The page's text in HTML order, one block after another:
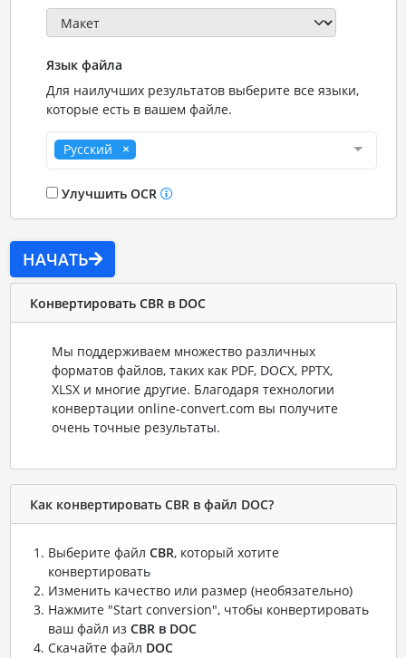
Язык файла
Для наилучших результатов выберите все языки,
которые есть в вашем файле.
Русский
Улучшить OCR
НАЧАТЬ
Конвертировать CBR в DOC
Мы поддерживаем множество различных
форматов файлов, таких как PDF, DOCX, PPTX,
XLSX и многие другие. Благодаря технологии
конвертации online-convert.com вы получите
очень точные результаты.
Как конвертировать CBR в файл DOC?
Выберите файл CBR, который хотите
конвертировать
Изменить качество или размер (необязательно)
Нажмите "Start conversion", чтобы конвертировать
ваш файл из CBR в DOC
Скачайте файл DOC